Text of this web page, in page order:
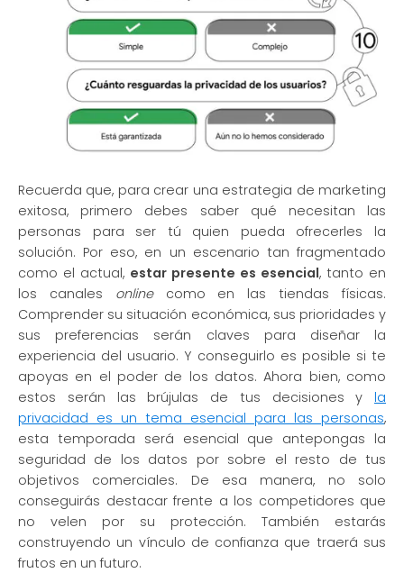
Recuerda que, para crear una estrategia de marketing
exitosa, primero debes saber qué necesitan las
personas para ser tú quien pueda ofrecerles la
solución. Por eso, en un escenario tan fragmentado
como el actual, estar presente es esencial, tanto en
los canales onlinecomo en las tiendas físicas.
Comprender su situación económica, sus prioridades y
sus preferencias serán claves para diseñar la
experiencia del usuario. Y conseguirlo es posible si te
apoyas en el poder de los datos. Ahora bien, como
estos serán las brújulas de tus decisiones y la
privacidad es un tema esencial para las personas,
esta temporada será esencial que antepongas la
seguridad de los datos por sobre el resto de tus
objetivos comerciales. De esa manera, no solo
conseguirás destacar frente a los competidores que
no velen por su protección. También estarás
construyendo un vínculo de confianza que traerá sus
frutos en un futuro.